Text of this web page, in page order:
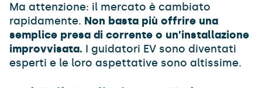
Ma attenzione: il mercato è cambiato
rapidamente. Non basta più offrire una
semplice presa di corrente o un’installazione
improvvisata. I guidatori EV sono diventati
esperti e le loro aspettative sono altissime.